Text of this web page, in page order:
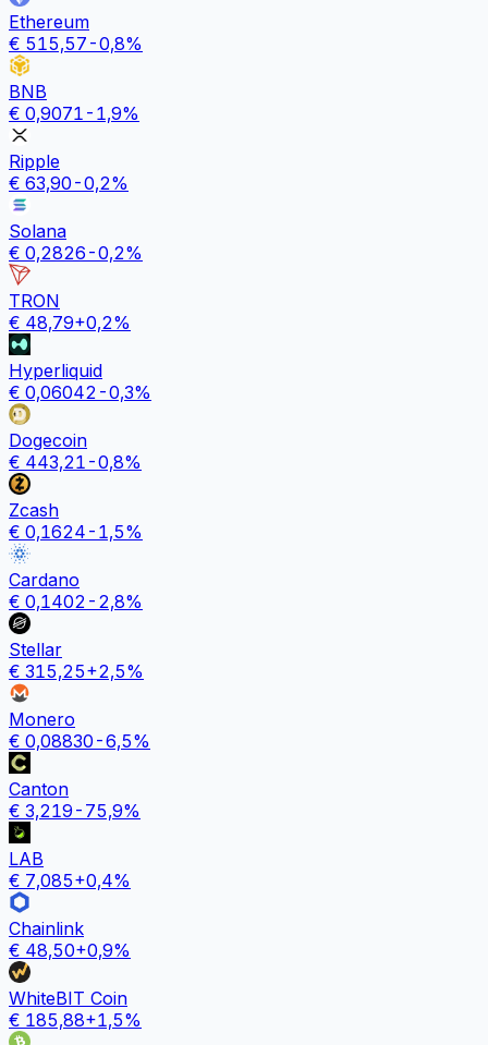
Ethereum
€ 515,57 -0,8%
BNB
€ 0,9071 -1,9%
Ripple
€ 63,90 -0,2%
Solana
€ 0,2826 -0,2%
TRON
€ 48,79+0,2%
Hyperliquid
€ 0,06042 -0,3%
Dogecoin
€ 443,21 -0,8%
Zcash
€ 0,1624 -1,5%
Cardano
€ 0,1402 -2,8%
Stellar
€ 315,25+2,5%
Monero
€ 0,08830 -6,5%
Canton
€ 3,219 -75,9%
LAB
€ 7,085+0,4%
Chainlink
€ 48,50+0,9%
WhiteBIT Coin
€ 185,88+1,5%